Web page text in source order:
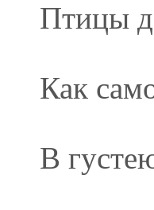
Птицы
Как
В